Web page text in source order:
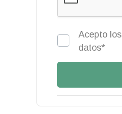
Acepto los
datos*